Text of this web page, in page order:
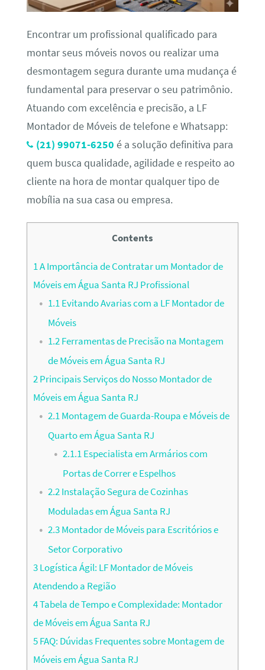
Encontrar um profissional qualificado para
montar seus móveis novos ou realizar uma
desmontagem segura durante uma mudança é
fundamental para preservar o seu patrimônio.
Atuando com excelência e precisão, a LF
Montador de Móveis de telefone e Whatsapp:
(21) 99071-6250 é a solução definitiva para
quem busca qualidade, agilidade e respeito ao
cliente na hora de montar qualquer tipo de
mobília na sua casa ou empresa.
Contents
1A Importância de Contratar um Montador de
Móveis em Água Santa RJ Profissional
1.1Evitando Avarias com a LF Montador de
Móveis
1.2Ferramentas de Precisão na Montagem
de Móveis em Água Santa RJ
2Principais Serviços do Nosso Montador de
Móveis em Água Santa RJ
2.1Montagem de Guarda-Roupa e Móveis de
Quarto em Água Santa RJ
2.1.1Especialista em Armários com
Portas de Correr e Espelhos
2.2Instalação Segura de Cozinhas
Moduladas em Água Santa RJ
2.3Montador de Móveis para Escritórios e
Setor Corporativo
3Logística Ágil: LF Montador de Móveis
Atendendo a Região
4Tabela de Tempo e Complexidade: Montador
de Móveis em Água Santa RJ
5FAQ: Dúvidas Frequentes sobre Montagem de
Móveis em Água Santa RJ